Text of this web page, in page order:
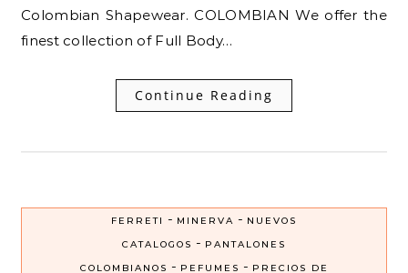
Colombian Shapewear. COLOMBIAN We offer the
finest collection of Full Body…
Continue Reading
FERRETI - MINERVA - NUEVOS
CATALOGOS - PANTALONES
COLOMBIANOS - PEFUMES - PRECIOS DE